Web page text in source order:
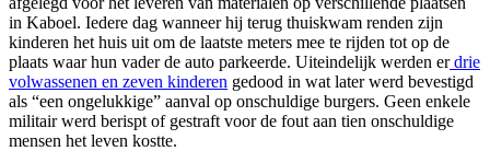
in Kaboel. Iedere dag wanneer hij terug thuiskwam renden zijn
kinderen het huis uit om de laatste meters mee te rijden tot op de
plaats waar hun vader de auto parkeerde. Uiteindelijk werden erdrie
volwassenen en zeven kinderen gedood in wat later werd bevestigd
als “een ongelukkige” aanval op onschuldige burgers. Geen enkele
militair werd berispt of gestraft voor de fout aan tien onschuldige
mensen het leven kostte.